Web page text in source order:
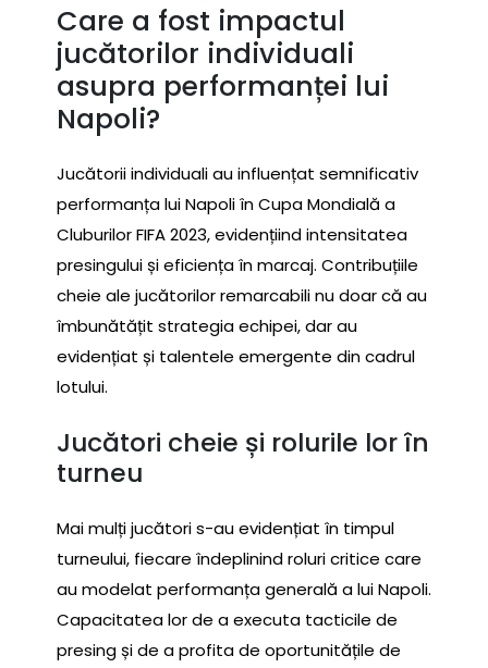
Care a fost impactul
jucătorilor individuali
asupra performanței lui
Napoli?
Jucătorii individuali au influențat semnificativ
performanța lui Napoli în Cupa Mondială a
Cluburilor FIFA 2023, evidențiind intensitatea
presingului și eficiența în marcaj. Contribuțiile
cheie ale jucătorilor remarcabili nu doar că au
îmbunătățit strategia echipei, dar au
evidențiat și talentele emergente din cadrul
lotului.
Jucători cheie și rolurile lor în
turneu
Mai mulți jucători s-au evidențiat în timpul
turneului, fiecare îndeplinind roluri critice care
au modelat performanța generală a lui Napoli.
Capacitatea lor de a executa tacticile de
presing și de a profita de oportunitățile de